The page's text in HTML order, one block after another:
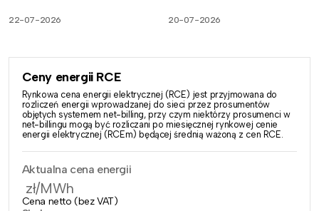
22-07-2026 20-07-2026
Ceny energii RCE
Rynkowa cena energii elektrycznej (RCE) jest przyjmowana do
rozliczeń energii wprowadzanej do sieci przez prosumentów
objętych systemem net-billing, przy czym niektórzy prosumenci w
net-billingu mogą być rozliczani po miesięcznej rynkowej cenie
energii elektrycznej (RCEm) będącej średnią ważoną z cen RCE.
Aktualna cena energii
zł/MWh
Cena netto (bez VAT)